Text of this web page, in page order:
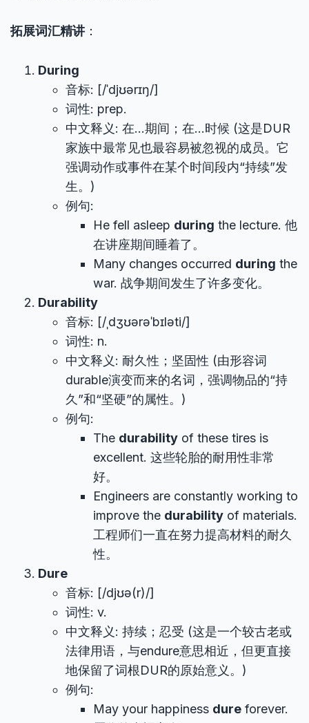
拓展词汇精讲：
During
音标: [/ˈdjʊərɪŋ/]
词性: prep.
中文释义: 在…期间；在…时候 (这是DUR
家族中最常见也最容易被忽视的成员。它
强调动作或事件在某个时间段内“持续”发
生。)
例句:
He fell asleep during the lecture. 他
在讲座期间睡着了。
Many changes occurred during the
war. 战争期间发生了许多变化。
Durability
音标: [/ˌdʒʊərəˈbɪləti/]
词性: n.
中文释义: 耐久性；坚固性 (由形容词
durable演变而来的名词，强调物品的“持
久”和“坚硬”的属性。)
例句:
The durability of these tires is
excellent. 这些轮胎的耐用性非常
好。
Engineers are constantly working to
improve the durability of materials.
工程师们一直在努力提高材料的耐久
性。
Dure
音标: [/djʊə(r)/]
词性: v.
中文释义: 持续；忍受 (这是一个较古老或
法律用语，与endure意思相近，但更直接
地保留了词根DUR的原始意义。)
例句:
May your happiness dure forever.